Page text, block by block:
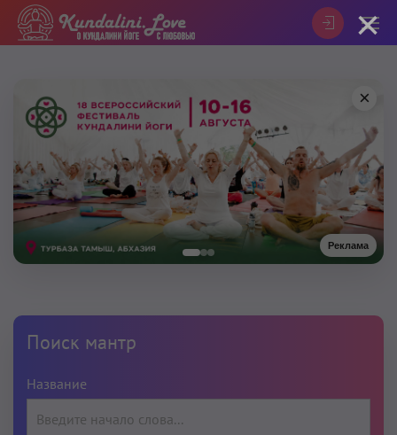
Реклама
×
Поиск мантр
Название
×